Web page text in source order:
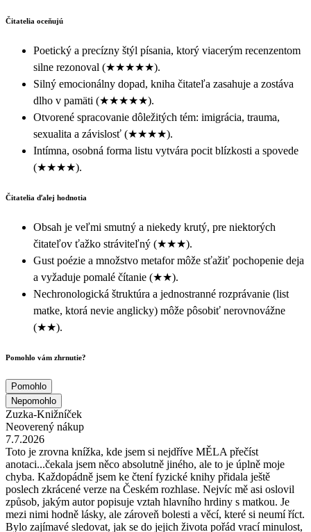
Čitatelia oceňujú
Poetický a precízny štýl písania, ktorý viacerým recenzentom
silne rezonoval (★★★★★).
Silný emocionálny dopad, kniha čitateľa zasahuje a zostáva
dlho v pamäti (★★★★★).
Otvorené spracovanie dôležitých tém: imigrácia, trauma,
sexualita a závislosť (★★★★).
Intímna, osobná forma listu vytvára pocit blízkosti a spovede
(★★★★).
Čitatelia ďalej hodnotia
Obsah je veľmi smutný a niekedy krutý, pre niektorých
čitateľov ťažko stráviteľný (★★★).
Gust poézie a množstvo metafor môže sťažiť pochopenie deja
a vyžaduje pomalé čítanie (★★).
Nechronologická štruktúra a jednostranné rozprávanie (list
matke, ktorá nevie anglicky) môže pôsobiť nerovnovážne
(★★).
Pomohlo vám zhrnutie?
Pomohlo
Nepomohlo
Zuzka-Knižníček
Neoverený nákup
7.7.2026
Toto je zrovna knížka, kde jsem si nejdříve MĚLA přečíst
anotaci...čekala jsem něco absolutně jiného, ale to je úplně moje
chyba. Každopádně jsem ke čtení fyzické knihy přidala ještě
poslech zkrácené verze na Českém rozhlase. Nejvíc mě asi oslovil
způsob, jakým autor popisuje vztah hlavního hrdiny s matkou. Je
mezi nimi hodně lásky, ale zároveň bolesti a věcí, které si neumí říct.
Bylo zajímavé sledovat, jak se do jejich života pořád vrací minulost,